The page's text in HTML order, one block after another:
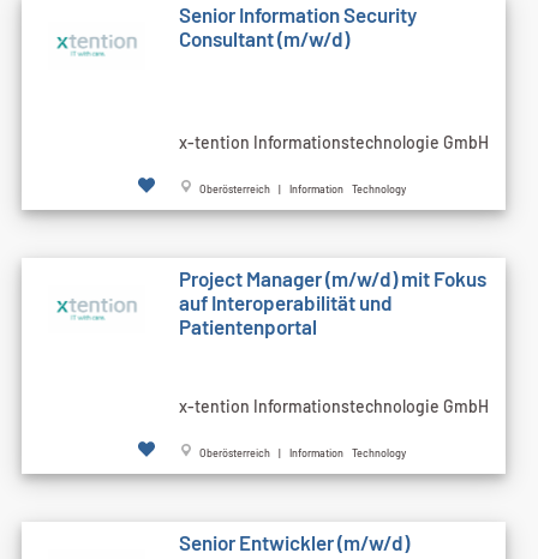
Senior Information Security
Consultant (m/w/d)
x-tention Informationstechnologie GmbH
Oberösterreich | Information Technology
Project Manager (m/w/d) mit Fokus
auf Interoperabilität und
Patientenportal
x-tention Informationstechnologie GmbH
Oberösterreich | Information Technology
Senior Entwickler (m/w/d)